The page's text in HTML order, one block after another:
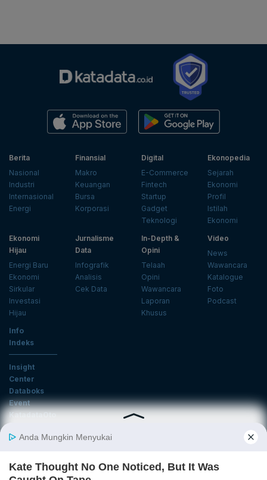
Berita
Nasional
Industri
Internasional
Energi
Finansial
Makro
Keuangan
Bursa
Korporasi
Digital
E-Commerce
Fintech
Startup
Gadget
Teknologi
Ekonopedia
Sejarah
Ekonomi
Profil
Istilah
Ekonomi
Ekonomi
Hijau
Energi Baru
Ekonomi
Sirkular
Investasi
Hijau
Jurnalisme
Data
Infografik
Analisis
Cek Data
In-Depth &
Opini
Telaah
Opini
Wawancara
Laporan
Khusus
Video
News
Wawancara
Katalogue
Foto
Podcast
Info
Indeks
Insight
Center
Databoks
Event
KatadataOto
Email